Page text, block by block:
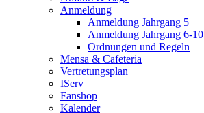
Anmeldung
Anmeldung Jahrgang 5
Anmeldung Jahrgang 6-10
Ordnungen und Regeln
Mensa & Cafeteria
Vertretungsplan
IServ
Fanshop
Kalender